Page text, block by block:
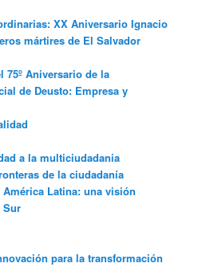
XX Aniversario Ignacio
mártires de El Salvador
75º Aniversario de la
de Deusto: Empresa y
a la multiciudadania
de la ciudadanía
Latina: una visión
Sur
para la transformación